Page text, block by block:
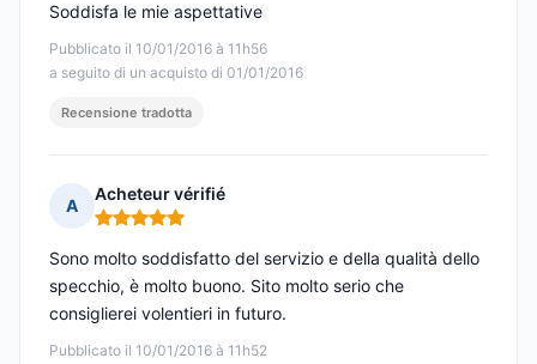
Pubblicato il 10/01/2016 à 11h56
a seguito di un acquisto di 01/01/2016
Soddisfa le mie aspettative
Recensione tradotta
A
Acheteur vérifié
Nota: 5 su 5
Pubblicato il 10/01/2016 à 11h52
Sono molto soddisfatto del servizio e della qualità dello
specchio, è molto buono. Sito molto serio che
consiglierei volentieri in futuro.